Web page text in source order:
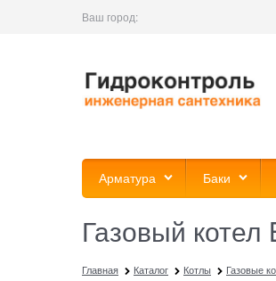
Ваш город:
Арматура Баки
Газовый
Главная Каталог Котлы Газовые